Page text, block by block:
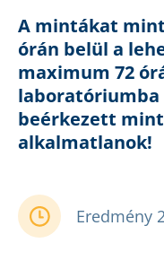
A mintákat
órán belül a
maximum 72
beérkezett
alkalmatlanok!
Eredmény